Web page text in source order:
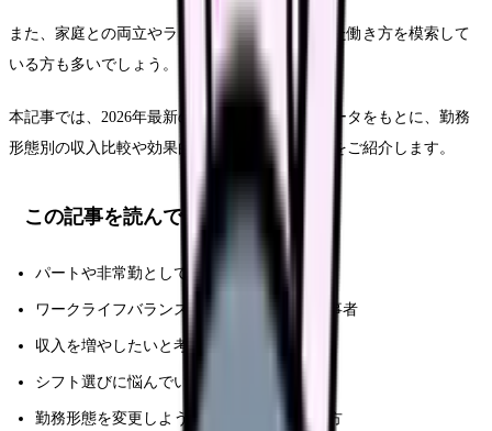
また、家庭との両立やライフスタイルに合わせた働き方を模索して
いる方も多いでしょう。
本記事では、2026年最新の助産師の時給相場データをもとに、勤務
形態別の収入比較や効果的な収入アップの方法をご紹介します。
この記事を読んでほしい人
パートや非常勤として働きたい助産師の方
ワークライフバランスを重視したい医療従事者
収入を増やしたいと考えている助産師の方
シフト選びに悩んでいる助産師の方
勤務形態を変更しようか検討中の助産師の方